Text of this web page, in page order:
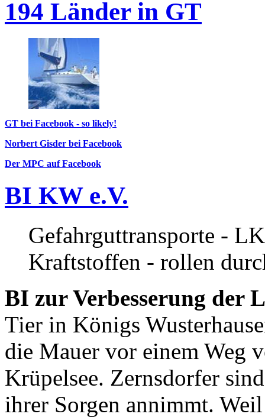
194 Länder in GT
GT bei Facebook - so likely!
Norbert Gisder bei Facebook
Der MPC auf Facebook
BI KW e.V.
Gefahrguttransporte -
Kraftstoffen - rollen
BI zur Verbesserung der
Tier in Königs
die Mauer vor einem Weg
Krüpelsee. Zernsdorfer
ihrer Sorgen annimmt.